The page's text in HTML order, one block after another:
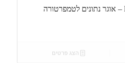
Ebro – EBI 100-TP231 – אוגר נתונים לטמפרטורה
הצג פרטים